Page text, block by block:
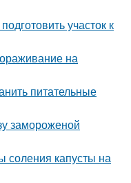
участок к
на
питательные
замороженой
соления капусты на